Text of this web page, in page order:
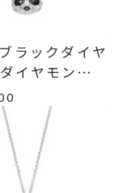
約8.5mm/最小
クプレーティ
1週間～1ヶ月以
ジに記載のある
します。
合わせくださ
たします。
生した商品
た商品
る場合
ラックダイヤ
イヤモンドネ